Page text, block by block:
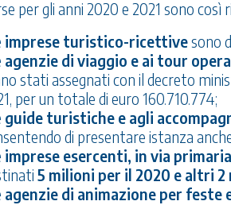
per gli anni 2020 e 2021 sono così
imprese turistico-ricettivesono
agenzie di viaggio e ai tour
stati assegnati con il decreto
per un totale di euro 160.710.774;
guide turistiche e agli
di presentare istanza
imprese esercenti, in via
5 milioni per il 2020 e altri 2
agenzie di animazione per